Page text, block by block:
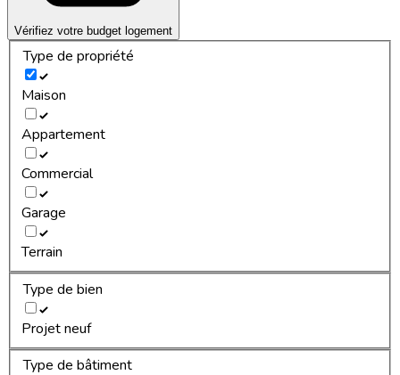
Vérifiez votre budget logement
Type de propriété
Maison
Appartement
Commercial
Garage
Terrain
Type de bien
Projet neuf
Type de bâtiment